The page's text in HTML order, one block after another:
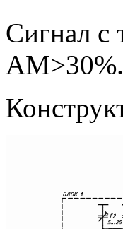
Сигнал с
АМ>30%.